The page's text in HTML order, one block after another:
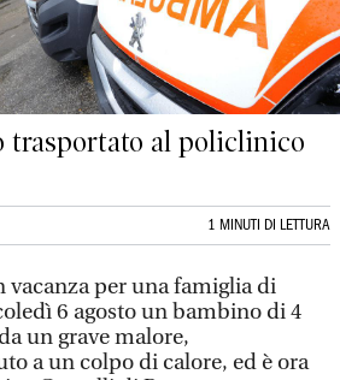
trasportato al policlinico
1 MINUTI DI LETTURA
per una famiglia di
6 agosto un bambino di 4
un grave malore,
a un colpo di calore, ed è ora